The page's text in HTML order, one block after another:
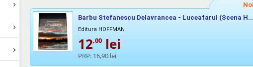
Barbu Stefanescu Delavrancea - Luceafarul (Scena H...
Editura HOFFMAN
12,00 lei
PRP: 16,90 lei